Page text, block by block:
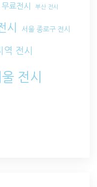
무료전시 부산 전시
시 서울 종로구 전시
전시
전시